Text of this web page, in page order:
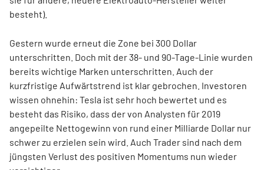
besteht).
Gestern wurde erneut die Zone bei 300 Dollar
unterschritten. Doch mit der 38- und 90-Tage-Linie wurden
bereits wichtige Marken unterschritten. Auch der
kurzfristige Aufwärtstrend ist klar gebrochen. Investoren
wissen ohnehin: Tesla ist sehr hoch bewertet und es
besteht das Risiko, dass der von Analysten für 2019
angepeilte Nettogewinn von rund einer Milliarde Dollar nur
schwer zu erzielen sein wird. Auch Trader sind nach dem
jüngsten Verlust des positiven Momentums nun wieder